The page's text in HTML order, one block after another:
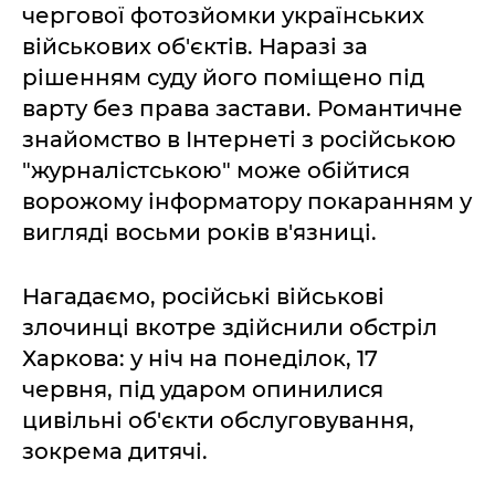
чергової фотозйомки українських
військових об'єктів. Наразі за
рішенням суду його поміщено під
варту без права застави. Романтичне
знайомство в Інтернеті з російською
"журналістською" може обійтися
ворожому інформатору покаранням у
вигляді восьми років в'язниці.
Нагадаємо, російські військові
злочинці вкотре здійснили обстріл
Харкова: у ніч на понеділок, 17
червня, під ударом опинилися
цивільні об'єкти обслуговування,
зокрема дитячі.